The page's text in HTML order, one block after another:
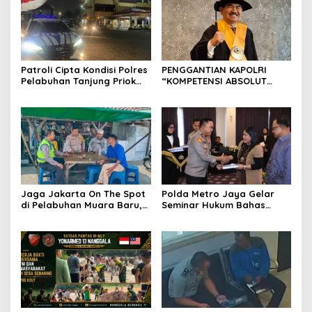
Patroli Cipta Kondisi Polres
Pelabuhan Tanjung Priok
Situasi Berlangsung Aman
dan Kondusif
PENGGANTIAN KAPOLRI
“KOMPETENSI ABSOLUT
Jaga Jakarta On The Spot
di Pelabuhan Muara Baru,
Kamtibmas Bersama
Masyarakat
Polda Metro Jaya Gelar
Seminar Hukum Bahas
Baru